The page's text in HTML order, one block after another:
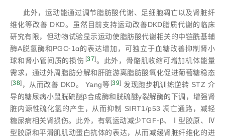
此外，运动能通过调节脂肪酸代谢、足细胞凋亡以及肾脏纤
维化等改善 DKD。虽然目前支持运动改善DKD脂质代谢的临床
研究有限，但动物试验显示运动使脂肪酸代谢相关的中链酰基辅
酶A脱氢酶和PGC⁃1α的表达增加，可独立于血糖改善抑制肾小
球和肾小管间质的损伤 [37]。此外，骨骼肌收缩可增加机体能量
需求，通过外周脂肪分解和肝脏游离脂肪酸氧化促进葡萄糖稳态
[38] ，从而改善 DKD。 Yang等 [39] 发现跑步机训练逆转 STZ 介
导的糖尿病小鼠胱硫醚β合成酶和胱硫醚γ裂解酶的下调，增强肾
脏内源性硫化氢的产生，从而抑制 SIRT1/p53 凋亡通路，减轻
糖尿病相关肾损伤。此外，有氧运动减少TGF⁃β、Ⅰ型胶原、Ⅳ
型胶原和平滑肌肌动蛋白抗体的表达，从而减缓肾脏纤维化的进